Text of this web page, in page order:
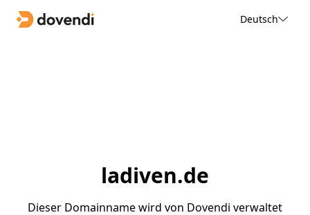
Deutsch
ladiven.de
Dieser Domainname wird von Dovendi verwaltet